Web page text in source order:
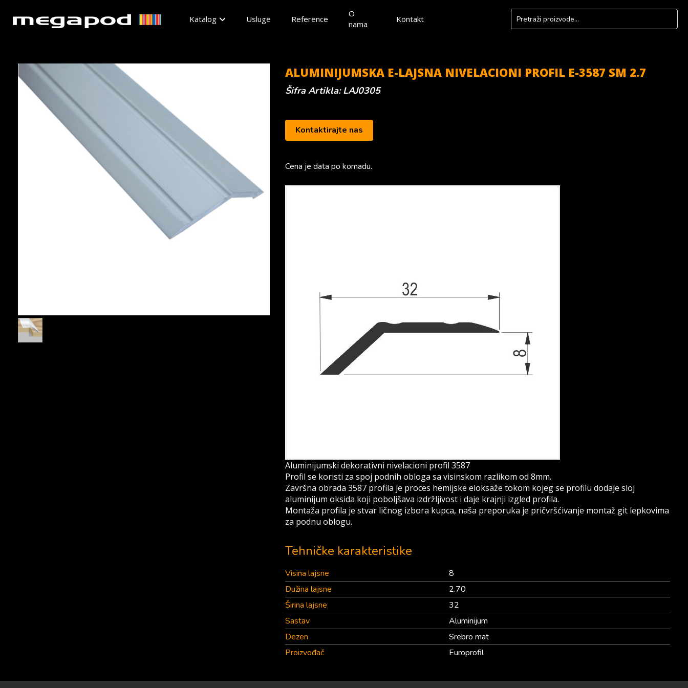
Katalog Usluge Reference
O
nama
Kontakt
ALUMINIJUMSKA E-LAJSNA NIVELACIONI PROFIL E-3587 SM 2.7
Šifra Artikla: LAJ0305
Kontaktirajte nas
Cena je data po komadu.
Aluminijumski dekorativni nivelacioni profil 3587
Profil se koristi za spoj podnih obloga sa visinskom razlikom od 8mm.
Završna obrada 3587 profila je proces hemijske eloksaže tokom kojeg se profilu dodaje sloj
aluminijum oksida koji poboljšava izdržljivost i daje krajnji izgled profila.
Montaža profila je stvar ličnog izbora kupca, naša preporuka je pričvršćivanje montaž git lepkovima
za podnu oblogu.
Tehničke karakteristike
Visina lajsne
8
Dužina lajsne
2.70
Širina lajsne
32
Sastav
Aluminijum
Dezen
Srebro mat
Proizvođač
Europrofil